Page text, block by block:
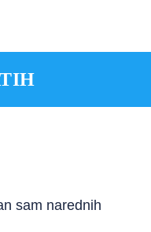
sam narednih